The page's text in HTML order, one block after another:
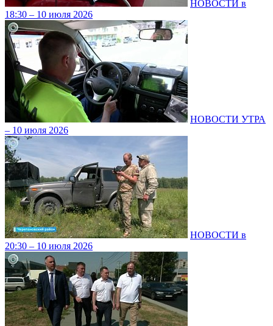
НОВОСТИ в
18:30 – 10 июля 2026
НОВОСТИ УТРА
– 10 июля 2026
НОВОСТИ в
20:30 – 10 июля 2026